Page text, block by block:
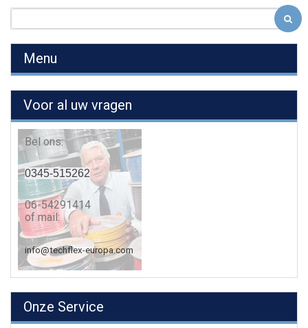
Menu
Voor al uw vragen
Bel ons:
0345-515262
06-54291414
of mail:
info@techflex-europa.com
Onze Service